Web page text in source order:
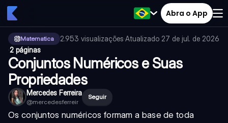
Abra o App
Matematica 2.953 visualizações·Atualizado 27 de jul. de 2026
·2 páginas
Conjuntos Numéricos e Suas
Propriedades
Mercedes Ferreira
@mercedesferreir
Seguir
Os conjuntos numéricos formam a base de toda